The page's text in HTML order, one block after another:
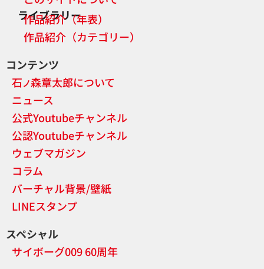
ライブラリー
作品紹介（年表）
作品紹介（カテゴリー）
コンテンツ
石ノ森章太郎について
ニュース
公式Youtubeチャンネル
公認Youtubeチャンネル
ウェブマガジン
コラム
バーチャル背景/壁紙
LINEスタンプ
スペシャル
サイボーグ009 60周年